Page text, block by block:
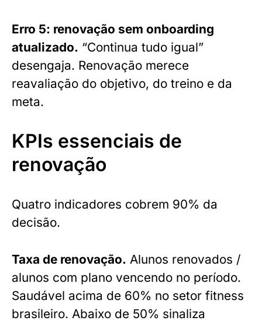
Erro 5: renovação sem onboarding
atualizado. “Continua tudo igual”
desengaja. Renovação merece
reavaliação do objetivo, do treino e da
meta.
KPIs essenciais de
renovação
Quatro indicadores cobrem 90% da
decisão.
Taxa de renovação. Alunos renovados /
alunos com plano vencendo no período.
Saudável acima de 60% no setor fitness
brasileiro. Abaixo de 50% sinaliza